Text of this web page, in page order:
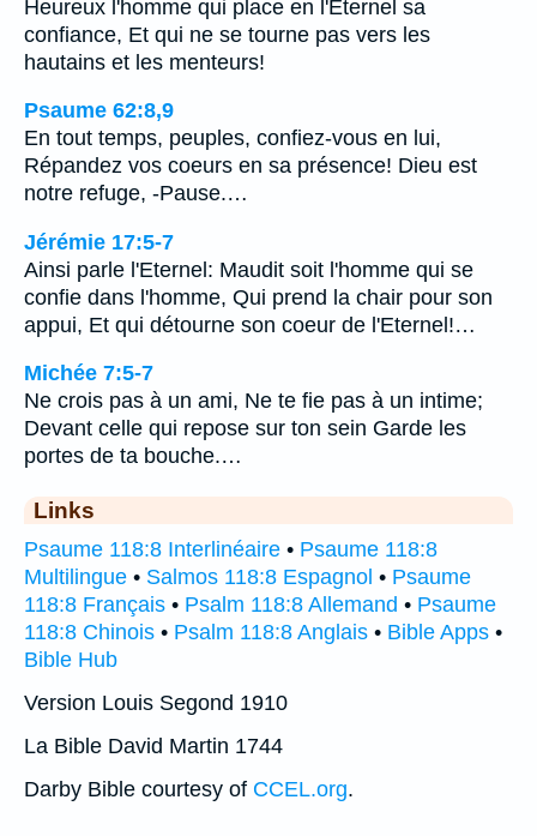
Heureux l'homme qui place en l'Eternel sa
confiance, Et qui ne se tourne pas vers les
hautains et les menteurs!
Psaume 62:8,9
En tout temps, peuples, confiez-vous en lui,
Répandez vos coeurs en sa présence! Dieu est
notre refuge, -Pause.…
Jérémie 17:5-7
Ainsi parle l'Eternel: Maudit soit l'homme qui se
confie dans l'homme, Qui prend la chair pour son
appui, Et qui détourne son coeur de l'Eternel!…
Michée 7:5-7
Ne crois pas à un ami, Ne te fie pas à un intime;
Devant celle qui repose sur ton sein Garde les
portes de ta bouche.…
Links
Psaume 118:8 Interlinéaire • Psaume 118:8
Multilingue • Salmos 118:8 Espagnol • Psaume
118:8 Français • Psalm 118:8 Allemand • Psaume
118:8 Chinois • Psalm 118:8 Anglais • Bible Apps •
Bible Hub
Version Louis Segond 1910
La Bible David Martin 1744
Darby Bible courtesy of CCEL.org.